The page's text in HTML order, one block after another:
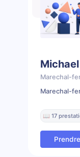
Marechal-
Marechal-
📖 17